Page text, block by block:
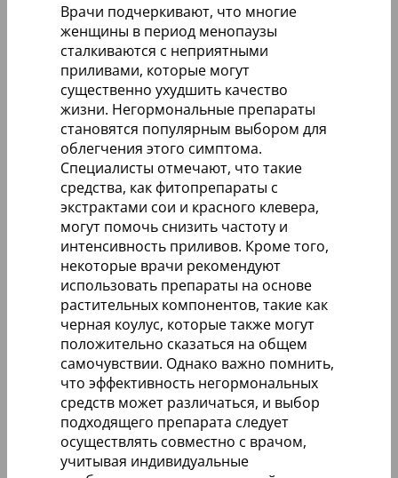
Врачи подчеркивают, что многие
женщины в период менопаузы
сталкиваются с неприятными
приливами, которые могут
существенно ухудшить качество
жизни. Негормональные препараты
становятся популярным выбором для
облегчения этого симптома.
Специалисты отмечают, что такие
средства, как фитопрепараты с
экстрактами сои и красного клевера,
могут помочь снизить частоту и
интенсивность приливов. Кроме того,
некоторые врачи рекомендуют
использовать препараты на основе
растительных компонентов, такие как
черная коулус, которые также могут
положительно сказаться на общем
самочувствии. Однако важно помнить,
что эффективность негормональных
средств может различаться, и выбор
подходящего препарата следует
осуществлять совместно с врачом,
учитывая индивидуальные